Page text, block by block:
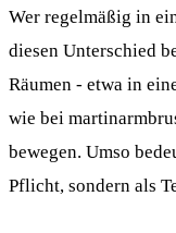
Wer regelmäßig in
diesen Unterschied
Räumen - etwa in
wie bei
bewegen. Umso
Pflicht, sondern als